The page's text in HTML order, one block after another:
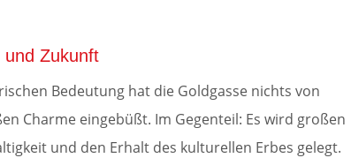
und Zukunft
Bedeutung hat die Goldgasse nichts von
Charme eingebüßt. Im Gegenteil: Es wird großen
und den Erhalt des kulturellen Erbes gelegt.